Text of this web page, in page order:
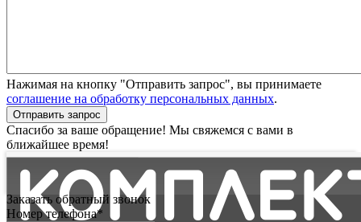
Нажимая на кнопку "Отправить запрос", вы принимаете
соглашение на обработку персональных данных.
Отправить запрос
Спасибо за ваше обращение! Мы свяжемся с вами в
ближайшее время!
Заказать обратный звонок
Номер телефона*